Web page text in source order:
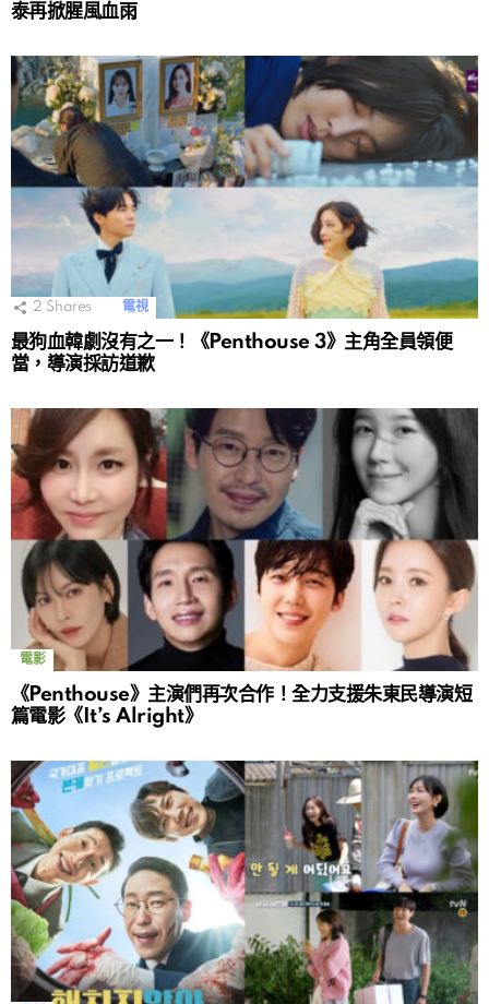
泰再掀腥風血雨
2 Shares 電視
最狗血韓劇沒有之一！《Penthouse 3》主角全員領便
當，導演採訪道歉
電影
《Penthouse》主演們再次合作！全力支援朱東民導演短
篇電影《It’s Alright》